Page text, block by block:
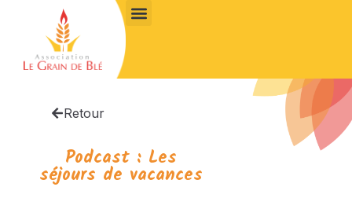
Podcast : Les
séjours de vacances
Retour